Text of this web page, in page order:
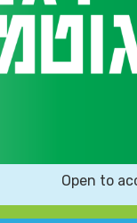
Open to